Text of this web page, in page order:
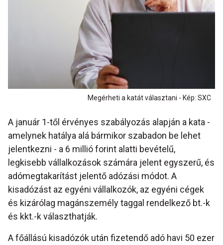
Megérheti a katát választani - Kép: SXC
A január 1-től érvényes szabályozás alapján a kata -
amelynek hatálya alá bármikor szabadon be lehet
jelentkezni - a 6 millió forint alatti bevételű,
legkisebb vállalkozások számára jelent egyszerű, és
adómegtakarítást jelentő adózási módot. A
kisadózást az egyéni vállalkozók, az egyéni cégek
és kizárólag magánszemély taggal rendelkező bt.-k
és kkt.-k választhatják.
A főállású kisadózók után fizetendő adó havi 50 ezer